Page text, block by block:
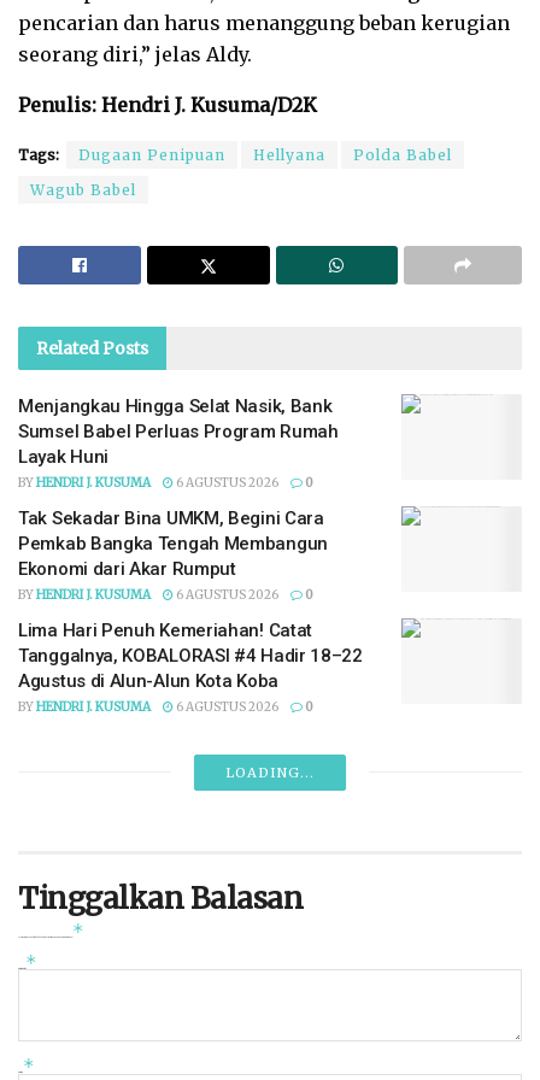
pencarian dan harus menanggung beban kerugian
seorang diri,” jelas Aldy.
Penulis: Hendri J. Kusuma/D2K
Tags: Dugaan Penipuan Hellyana
Polda Babel
Wagub Babel
RelatedPosts
Menjangkau Hingga Selat Nasik, Bank
Sumsel Babel Perluas Program Rumah
Layak Huni
BYHENDRI J. KUSUMA 6 AGUSTUS 2026 0
Tak Sekadar Bina UMKM, Begini Cara
Pemkab Bangka Tengah Membangun
Ekonomi dari Akar Rumput
BYHENDRI J. KUSUMA 6 AGUSTUS 2026 0
Lima Hari Penuh Kemeriahan! Catat
Tanggalnya, KOBALORASI #4 Hadir 18–22
Agustus di Alun-Alun Kota Koba
BYHENDRI J. KUSUMA 6 AGUSTUS 2026 0
LOADING...
Tinggalkan Balasan
*
*
*